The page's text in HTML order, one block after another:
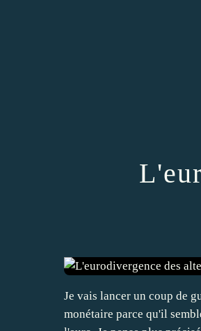
Je vais lancer un coup de
monétaire parce qu'il